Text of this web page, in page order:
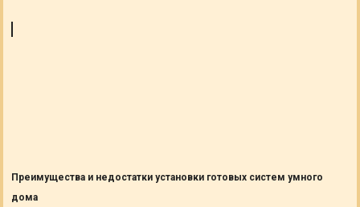
Преимущества и недостатки установки готовых систем умного
дома